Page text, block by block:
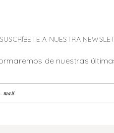
SUSCRÍBETE A NUESTRA
de nuestras